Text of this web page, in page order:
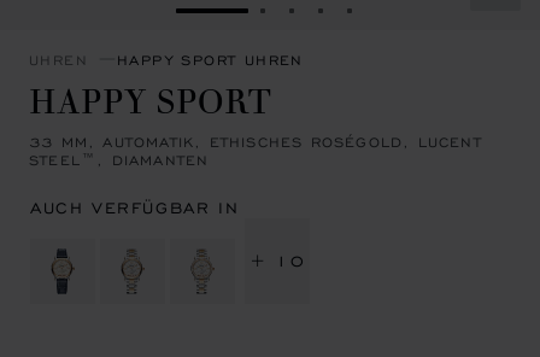
ZUR FOLIE GEHEN 1
ZUR FOLIE GEHEN 2
ZUR FOLIE GEHEN 3
ZUR FOLIE GEHEN 4
ZUR FOLIE GEHEN
UHREN HAPPY SPORT UHREN
HAPPY SPORT
33 MM, AUTOMATIK, ETHISCHES ROSÉGOLD, LUCENT
STEEL™, DIAMANTEN
AUCH VERFÜGBAR IN
+ 10